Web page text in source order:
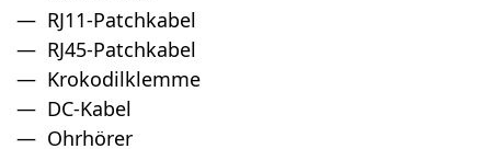
RJ11-Patchkabel
RJ45-Patchkabel
Krokodilklemme
DC-Kabel
Ohrhörer